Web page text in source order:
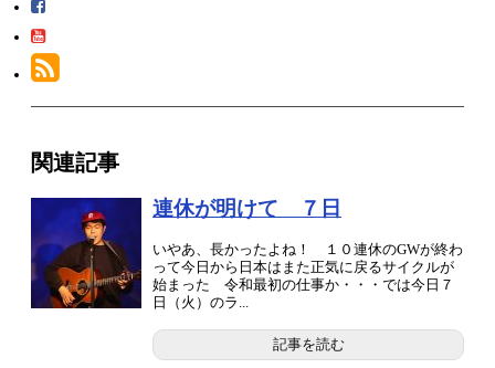
関連記事
連休が明けて ７日
いやあ、長かったよね！ １０連休のGWが終わ
って今日から日本はまた正気に戻るサイクルが
始まった 令和最初の仕事か・・・では今日７
日（火）のラ...
記事を読む